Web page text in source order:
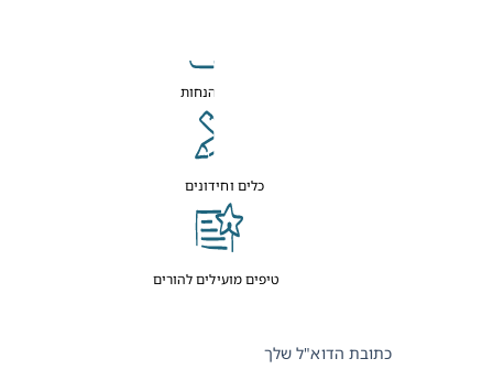
כלים וחידונים
טיפים מועילים להורים
כתובת הדוא"ל שלך